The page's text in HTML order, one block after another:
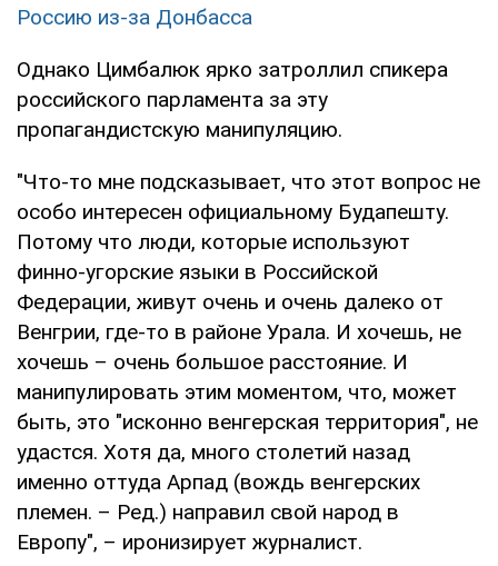
Россию из-за Донбасса
Однако Цимбалюк ярко затроллил спикера
российского парламента за эту
пропагандистскую манипуляцию.
"Что-то мне подсказывает, что этот вопрос не
особо интересен официальному Будапешту.
Потому что люди, которые используют
финно-угорские языки в Российской
Федерации, живут очень и очень далеко от
Венгрии, где-то в районе Урала. И хочешь, не
хочешь – очень большое расстояние. И
манипулировать этим моментом, что, может
быть, это "исконно венгерская территория", не
удастся. Хотя да, много столетий назад
именно оттуда Арпад (вождь венгерских
племен. – Ред.) направил свой народ в
Европу", – иронизирует журналист.